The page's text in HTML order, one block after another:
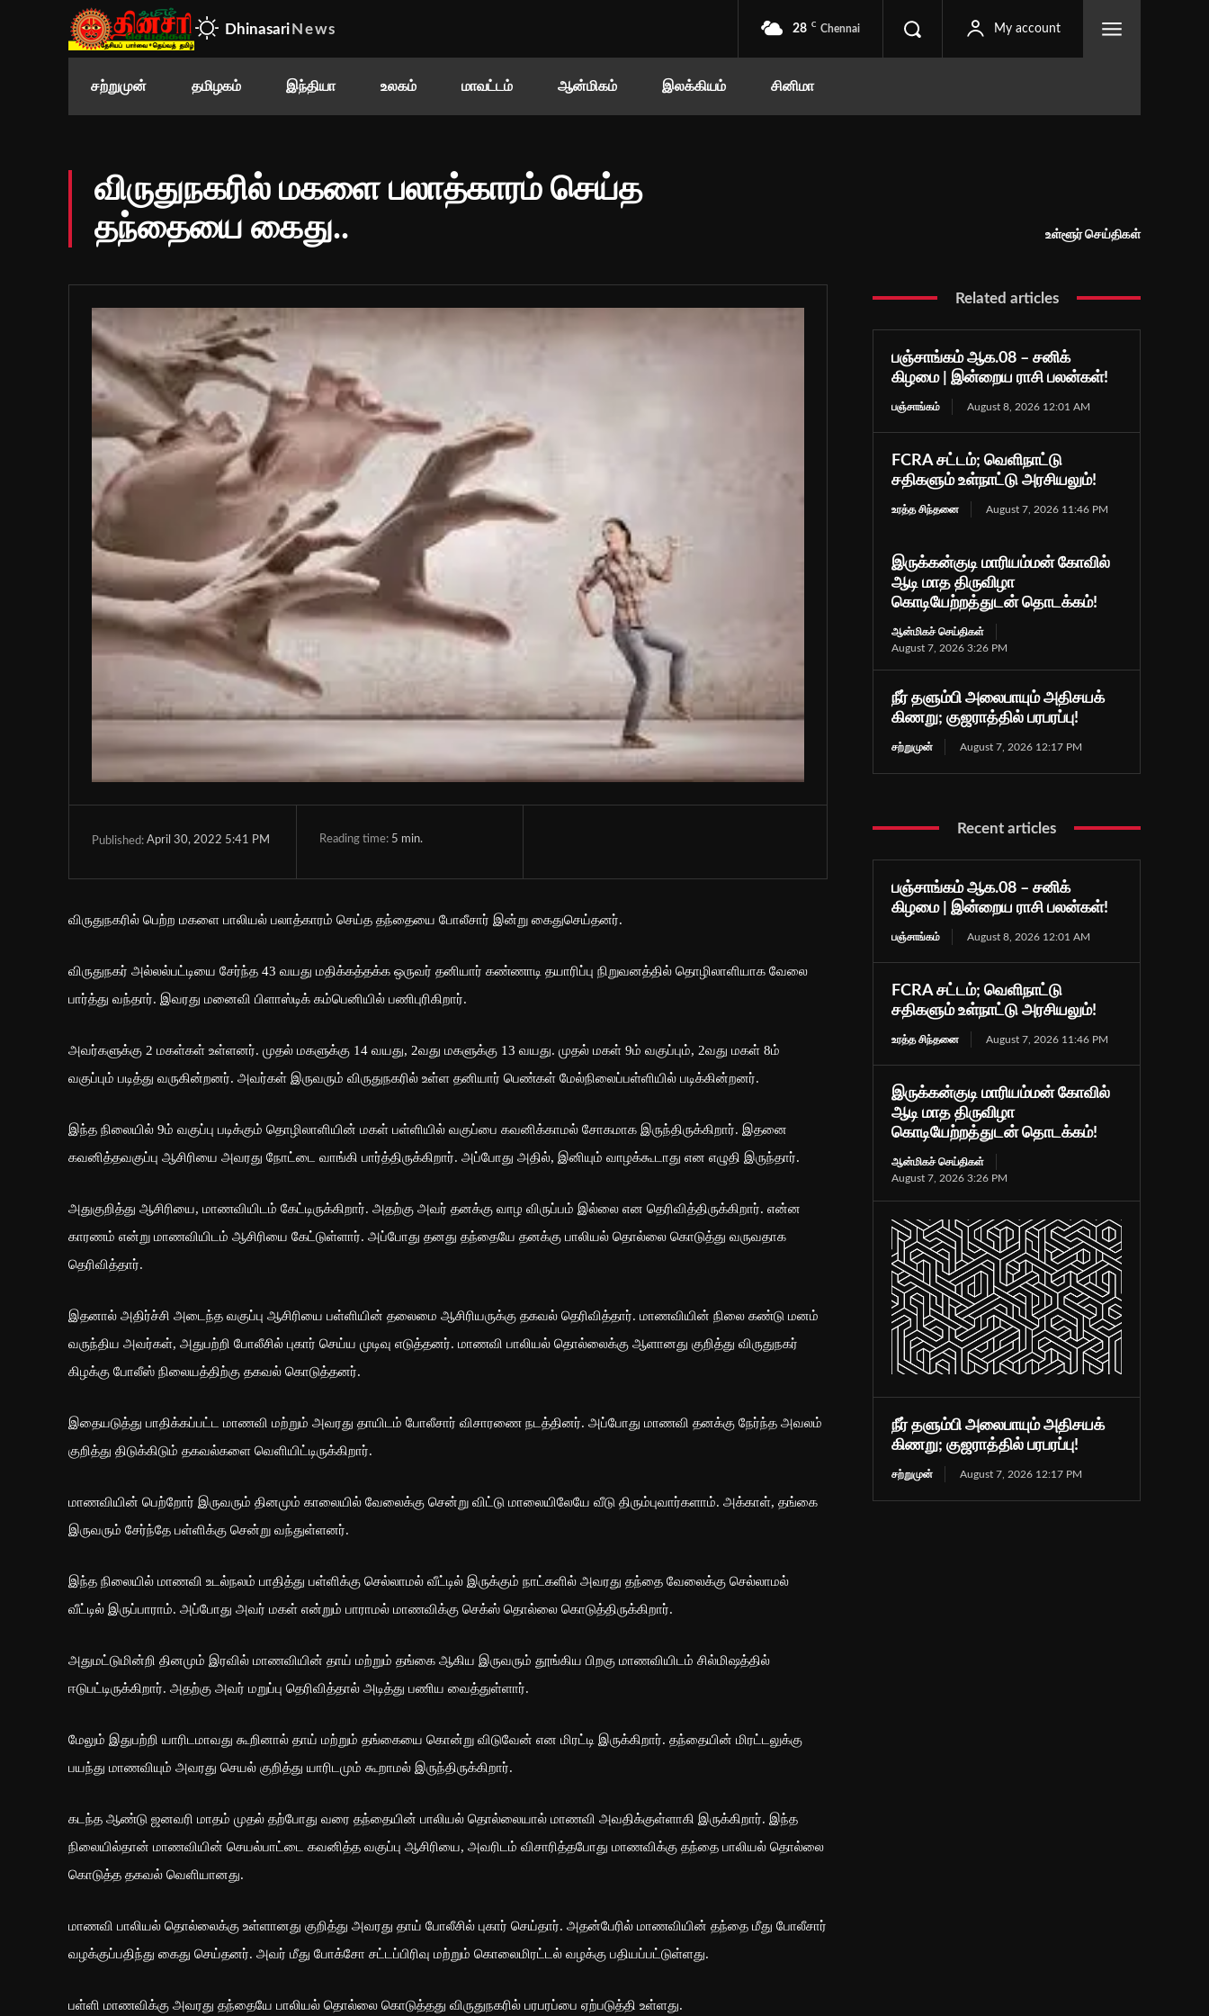
Dhinasari News 28 C Chennai My account
சற்றுமுன் தமிழகம் இந்தியா உலகம் மாவட்டம் ஆன்மிகம் இலக்கியம் சினிமா
விருதுநகரில் மகளை பலாத்காரம் செய்த
தந்தையை கைது..
உள்ளூர் செய்திகள்
Published: April 30, 2022 5:41 PM Reading time: 5 min.
விருதுநகரில் பெற்ற மகளை பாலியல் பலாத்காரம் செய்த தந்தையை போலீசார் இன்று கைதுசெய்தனர்.
விருதுநகர் அல்லல்பட்டியை சேர்ந்த 43 வயது மதிக்கத்தக்க ஒருவர் தனியார் கண்ணாடி தயாரிப்பு நிறுவனத்தில் தொழிலாளியாக வேலை
பார்த்து வந்தார். இவரது மனைவி பிளாஸ்டிக் கம்பெனியில் பணிபுரிகிறார்.
அவர்களுக்கு 2 மகள்கள் உள்ளனர். முதல் மகளுக்கு 14 வயது, 2வது மகளுக்கு 13 வயது. முதல் மகள் 9ம் வகுப்பும், 2வது மகள் 8ம்
வகுப்பும் படித்து வருகின்றனர். அவர்கள் இருவரும் விருதுநகரில் உள்ள தனியார் பெண்கள் மேல்நிலைப்பள்ளியில் படிக்கின்றனர்.
இந்த நிலையில் 9ம் வகுப்பு படிக்கும் தொழிலாளியின் மகள் பள்ளியில் வகுப்பை கவனிக்காமல் சோகமாக இருந்திருக்கிறார். இதனை
கவனித்தவகுப்பு ஆசிரியை அவரது நோட்டை வாங்கி பார்த்திருக்கிறார். அப்போது அதில், இனியும் வாழக்கூடாது என எழுதி இருந்தார்.
அதுகுறித்து ஆசிரியை, மாணவியிடம் கேட்டிருக்கிறார். அதற்கு அவர் தனக்கு வாழ விருப்பம் இல்லை என தெரிவித்திருக்கிறார். என்ன
காரணம் என்று மாணவியிடம் ஆசிரியை கேட்டுள்ளார். அப்போது தனது தந்தையே தனக்கு பாலியல் தொல்லை கொடுத்து வருவதாக
தெரிவித்தார்.
இதனால் அதிர்ச்சி அடைந்த வகுப்பு ஆசிரியை பள்ளியின் தலைமை ஆசிரியருக்கு தகவல் தெரிவித்தார். மாணவியின் நிலை கண்டு மனம்
வருந்திய அவர்கள், அதுபற்றி போலீசில் புகார் செய்ய முடிவு எடுத்தனர். மாணவி பாலியல் தொல்லைக்கு ஆளானது குறித்து விருதுநகர்
கிழக்கு போலீஸ் நிலையத்திற்கு தகவல் கொடுத்தனர்.
இதையடுத்து பாதிக்கப்பட்ட மாணவி மற்றும் அவரது தாயிடம் போலீசார் விசாரணை நடத்தினர். அப்போது மாணவி தனக்கு நேர்ந்த அவலம்
குறித்து திடுக்கிடும் தகவல்களை வெளியிட்டிருக்கிறார்.
மாணவியின் பெற்றோர் இருவரும் தினமும் காலையில் வேலைக்கு சென்று விட்டு மாலையிலேயே வீடு திரும்புவார்களாம். அக்காள், தங்கை
இருவரும் சேர்ந்தே பள்ளிக்கு சென்று வந்துள்ளனர்.
இந்த நிலையில் மாணவி உடல்நலம் பாதித்து பள்ளிக்கு செல்லாமல் வீட்டில் இருக்கும் நாட்களில் அவரது தந்தை வேலைக்கு செல்லாமல்
வீட்டில் இருப்பாராம். அப்போது அவர் மகள் என்றும் பாராமல் மாணவிக்கு செக்ஸ் தொல்லை கொடுத்திருக்கிறார்.
அதுமட்டுமின்றி தினமும் இரவில் மாணவியின் தாய் மற்றும் தங்கை ஆகிய இருவரும் தூங்கிய பிறகு மாணவியிடம் சில்மிஷத்தில்
ஈடுபட்டிருக்கிறார். அதற்கு அவர் மறுப்பு தெரிவித்தால் அடித்து பணிய வைத்துள்ளார்.
மேலும் இதுபற்றி யாரிடமாவது கூறினால் தாய் மற்றும் தங்கையை கொன்று விடுவேன் என மிரட்டி இருக்கிறார். தந்தையின் மிரட்டலுக்கு
பயந்து மாணவியும் அவரது செயல் குறித்து யாரிடமும் கூறாமல் இருந்திருக்கிறார்.
கடந்த ஆண்டு ஜனவரி மாதம் முதல் தற்போது வரை தந்தையின் பாலியல் தொல்லையால் மாணவி அவதிக்குள்ளாகி இருக்கிறார். இந்த
நிலையில்தான் மாணவியின் செயல்பாட்டை கவனித்த வகுப்பு ஆசிரியை, அவரிடம் விசாரித்தபோது மாணவிக்கு தந்தை பாலியல் தொல்லை
கொடுத்த தகவல் வெளியானது.
மாணவி பாலியல் தொல்லைக்கு உள்ளானது குறித்து அவரது தாய் போலீசில் புகார் செய்தார். அதன்பேரில் மாணவியின் தந்தை மீது போலீசார்
வழக்குப்பதிந்து கைது செய்தனர். அவர் மீது போக்சோ சட்டப்பிரிவு மற்றும் கொலைமிரட்டல் வழக்கு பதியப்பட்டுள்ளது.
பள்ளி மாணவிக்கு அவரது தந்தையே பாலியல் தொல்லை கொடுத்தது விருதுநகரில் பரபரப்பை ஏற்படுத்தி உள்ளது.
Related articles
பஞ்சாங்கம் ஆக.08 – சனிக்
கிழமை | இன்றைய ராசி பலன்கள்!
பஞ்சாங்கம் August 8, 2026 12:01 AM
FCRA சட்டம்; வெளிநாட்டு
சதிகளும் உள்நாட்டு அரசியலும்!
உரத்த சிந்தனை August 7, 2026 11:46 PM
இருக்கன்குடி மாரியம்மன் கோவில்
ஆடி மாத திருவிழா
கொடியேற்றத்துடன் தொடக்கம்!
ஆன்மிகச் செய்திகள்
August 7, 2026 3:26 PM
நீர் தளும்பி அலைபாயும் அதிசயக்
கிணறு; குஜராத்தில் பரபரப்பு!
சற்றுமுன் August 7, 2026 12:17 PM
Recent articles
பஞ்சாங்கம் ஆக.08 – சனிக்
கிழமை | இன்றைய ராசி பலன்கள்!
பஞ்சாங்கம் August 8, 2026 12:01 AM
FCRA சட்டம்; வெளிநாட்டு
சதிகளும் உள்நாட்டு அரசியலும்!
உரத்த சிந்தனை August 7, 2026 11:46 PM
இருக்கன்குடி மாரியம்மன் கோவில்
ஆடி மாத திருவிழா
கொடியேற்றத்துடன் தொடக்கம்!
ஆன்மிகச் செய்திகள்
August 7, 2026 3:26 PM
நீர் தளும்பி அலைபாயும் அதிசயக்
கிணறு; குஜராத்தில் பரபரப்பு!
சற்றுமுன் August 7, 2026 12:17 PM